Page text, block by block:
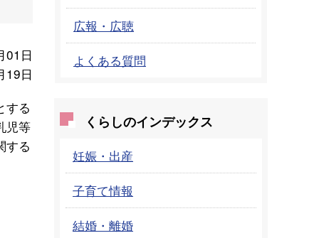
01日
19日
する
児等
する
広報・広聴
よくある質問
くらしのインデックス
妊娠・出産
子育て情報
結婚・離婚